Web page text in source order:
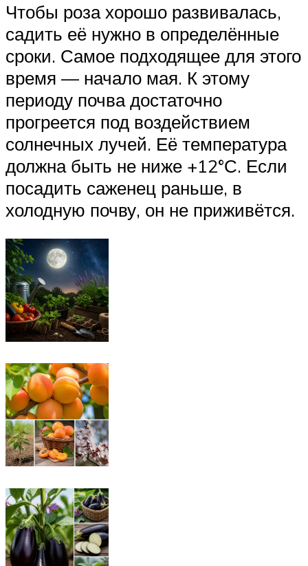
Чтобы роза хорошо развивалась,
садить её нужно в определённые
сроки. Самое подходящее для этого
время — начало мая. К этому
периоду почва достаточно
прогреется под воздействием
солнечных лучей. Её температура
должна быть не ниже +12°С. Если
посадить саженец раньше, в
холодную почву, он не приживётся.